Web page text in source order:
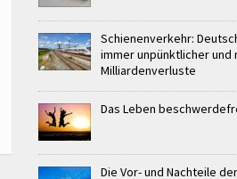
Schienenverkehr:
immer unpünktlicher und
Milliardenverluste
Das Leben
Die Vor- und Nachteile